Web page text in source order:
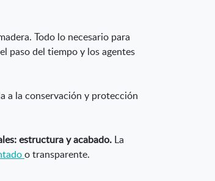
Todo lo necesario para
paso del tiempo y los agentes
a la conservación y protección
estructura y acabado. La
o transparente.